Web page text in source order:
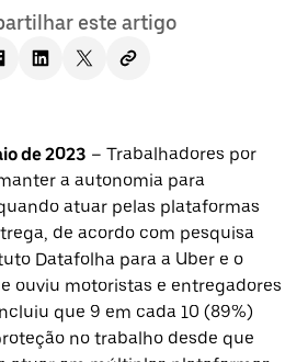
este artigo
de 2023 – Trabalhadores por
a autonomia para
atuar pelas plataformas
de acordo com pesquisa
Datafolha para a Uber e o
ouviu motoristas e entregadores
que 9 em cada 10 (89%)
no trabalho desde que